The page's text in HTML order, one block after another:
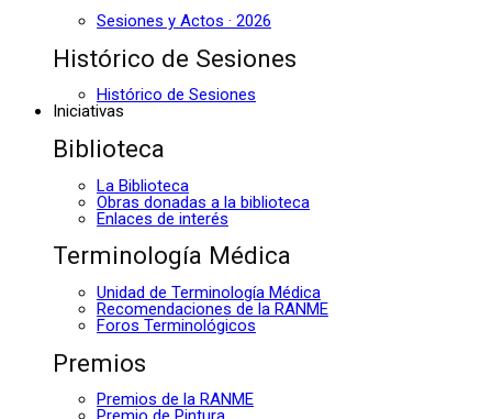
Sesiones y Actos · 2026
Histórico de Sesiones
Histórico de Sesiones
Iniciativas
Biblioteca
La Biblioteca
Obras donadas a la biblioteca
Enlaces de interés
Terminología Médica
Unidad de Terminología Médica
Recomendaciones de la RANME
Foros Terminológicos
Premios
Premios de la RANME